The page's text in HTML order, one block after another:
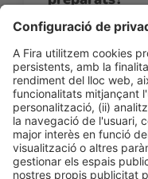
Dj 26
10:30h
Agora By
Accés
LLegir més